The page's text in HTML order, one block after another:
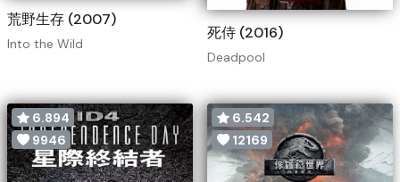
荒野生存 (2007)
Into the Wild
死侍 (2016)
Deadpool
6.894
9946
6.542
12169